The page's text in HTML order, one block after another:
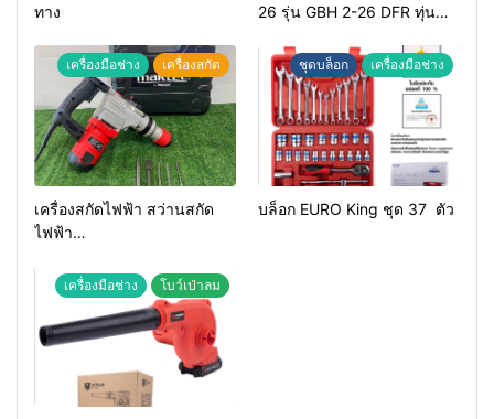
ทาง
26 รุ่น GBH 2-26 DFR ทุ่น
เครื่องมือช่าง เครื่องสกัด
เครื่องสกัดไฟฟ้า สว่านสกัด
ไฟฟ้า
ชุดบล็อก เครื่องมือช่าง
บล็อก EURO King ชุด 37 ตัว
เครื่องมือช่าง โบว์เป่าลม